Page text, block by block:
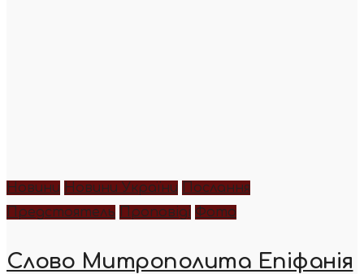
Новини Новини України
Послання
Предстоятель
Проповіді Фото
Слово Митрополита Епіфанія